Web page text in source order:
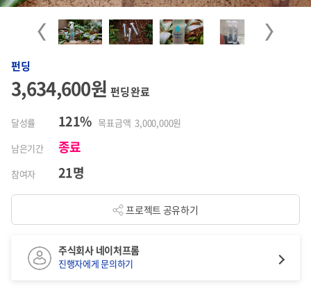
Previous Next
펀딩
3,634,600원펀딩 완료
달성률 121% 목표금액 3,000,000원
남은기간
종료
참여자 21명
프로젝트 공유하기
주식회사 네이처프롬
진행자에게 문의하기